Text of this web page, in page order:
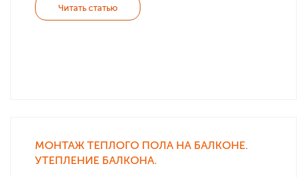
Читать статью
МОНТАЖ ТЕПЛОГО ПОЛА НА БАЛКОНЕ.
УТЕПЛЕНИЕ БАЛКОНА.